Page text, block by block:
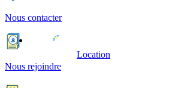
Location
Nous contacter
Nous rejoindre